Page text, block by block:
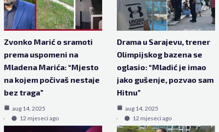
Zvonko Marić o sramoti
prema uspomeni na
Mladena Marića: “Mjesto
na kojem počivaš nestaje
bez traga”
aug 14, 2025
12 mjeseci ago
Drama u Sarajevu, trener
Olimpijskog bazena se
oglasio: “Mladić je imao
jako gušenje, pozvao sam
Hitnu”
aug 14, 2025
12 mjeseci ago